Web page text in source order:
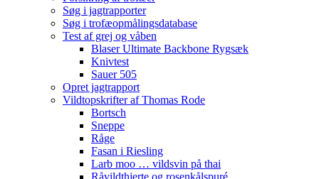
Søg i jagtrapporter
Søg i trofæopmålingsdatabase
Test af grej og våben
Blaser Ultimate Backbone Rygsæk
Knivtest
Sauer 505
Opret jagtrapport
Vildtopskrifter af Thomas Rode
Bortsch
Sneppe
Råge
Fasan i Riesling
Larb moo … vildsvin på thai
Råvildthjerte og rosenkålspuré